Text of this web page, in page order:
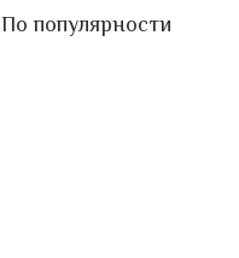
По популярности